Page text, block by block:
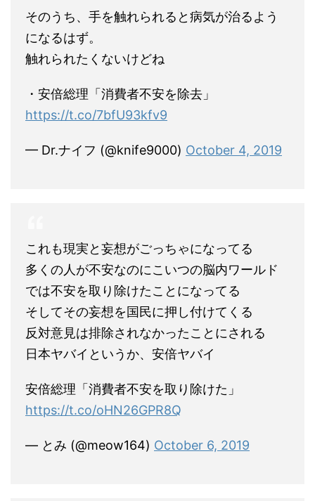
そのうち、手を触れられると病気が治るよう
になるはず。
触れられたくないけどね
・安倍総理「消費者不安を除去」
https://t.co/7bfU93kfv9
— Dr.ナイフ (@knife9000) October 4, 2019
これも現実と妄想がごっちゃになってる
多くの人が不安なのにこいつの脳内ワールド
では不安を取り除けたことになってる
そしてその妄想を国民に押し付けてくる
反対意見は排除されなかったことにされる
日本ヤバイというか、安倍ヤバイ
安倍総理「消費者不安を取り除けた」
https://t.co/oHN26GPR8Q
— とみ (@meow164) October 6, 2019